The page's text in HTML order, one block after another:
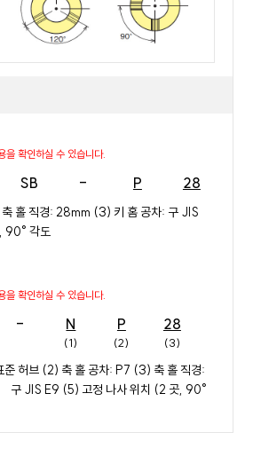
SB - P 28
홀 직경: 28mm (3) 키 홈 공차: 구 JIS
90° 각도
- N P 28
(1) (2) (3)
허브 (2) 축 홀 공차: P7 (3) 축 홀 직경:
JIS E9 (5) 고정 나사 위치 (2 곳, 90°